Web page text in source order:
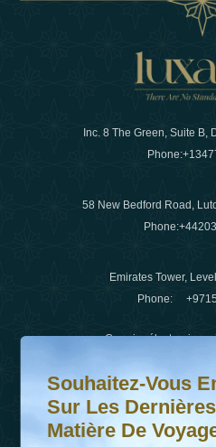
Inc. 8 The Green, Suite B,
Phone:
58 New Bedford Road,
Phone:
Emirates Tower,
Phone:
Courrier électronique:
WhatsApp N°
Souhaitez-vous en savoir
Abonnez-vous à notre
Souhaitez-Vous
Sur Les
Matière De